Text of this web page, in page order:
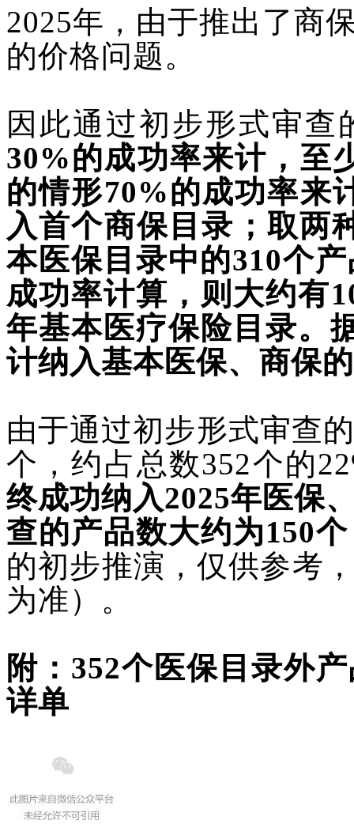
2025年，由于推出了商
的价格问题。
因此通过初步形式审查
30%的成功率来计，至
的情形70%的成功率来
入首个商保目录；取两
本医保目录中的310个
成功率计算，则大约有
年基本医疗保险目录。
计纳入基本医保、商保
由于通过初步形式审查
个，约占总数352个的
终成功纳入2025年医保
查的产品数大约为150个
的初步推演，仅供参考
为准）。
附： 352个医保目录外
详单